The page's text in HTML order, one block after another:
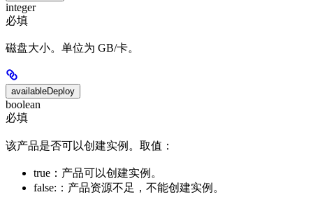
integer
必填
磁盘大小。单位为 GB/卡。
availableDeploy
boolean
必填
该产品是否可以创建实例。取值：
true：产品可以创建实例。
false:：产品资源不足，不能创建实例。